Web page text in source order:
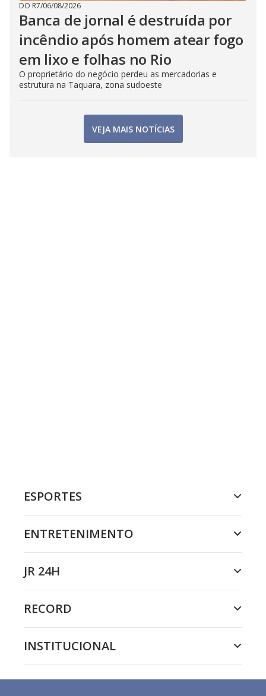
DO R7/06/08/2026
Banca de jornal é destruída por
incêndio após homem atear fogo
em lixo e folhas no Rio
O proprietário do negócio perdeu as mercadorias e
estrutura na Taquara, zona sudoeste
VEJA MAIS NOTÍCIAS
ESPORTES
ENTRETENIMENTO
JR 24H
RECORD
INSTITUCIONAL